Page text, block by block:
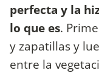
perfecta y la
lo que es.
y zapatillas y
entre la